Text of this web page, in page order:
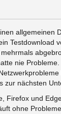
allgemeinen
Testdownload
nie Probleme.
zur nächsten
Firefox und
ohne